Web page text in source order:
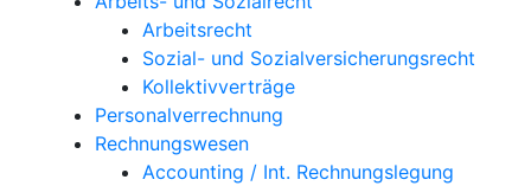
Arbeitsrecht
Sozial- und Sozialversicherungsrecht
Kollektivverträge
Personalverrechnung
Rechnungswesen
Accounting / Int. Rechnungslegung